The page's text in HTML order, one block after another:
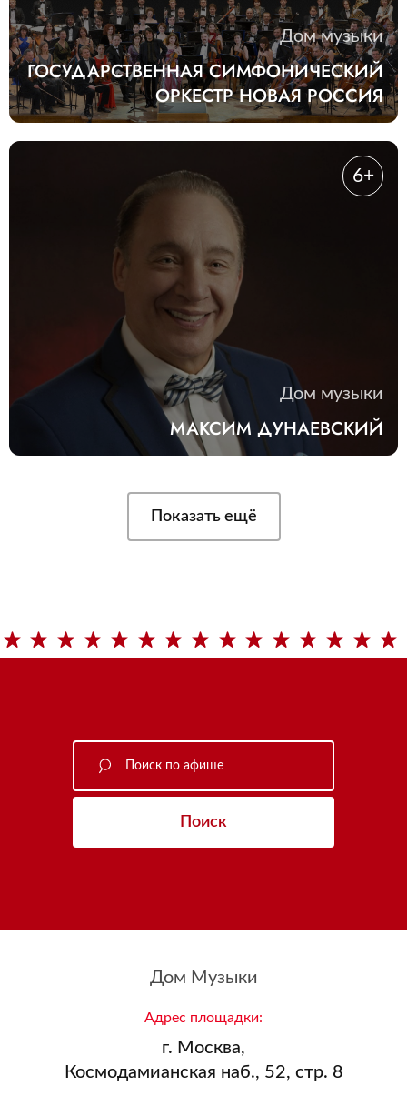
Дом музыки
ГОСУДАРСТВЕННАЯ СИМФОНИЧЕСКИЙ
ОРКЕСТР НОВАЯ РОССИЯ
6+
Дом музыки
МАКСИМ ДУНАЕВСКИЙ
Показать ещё
Поиск
Дом Музыки
Адрес площадки:
г. Москва,
Космодамианская наб., 52, стр. 8